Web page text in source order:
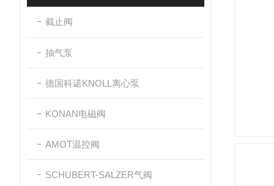
截止阀
抽气泵
德国科诺KNOLL离心泵
KONAN电磁阀
AMOT温控阀
SCHUBERT-SALZER气阀